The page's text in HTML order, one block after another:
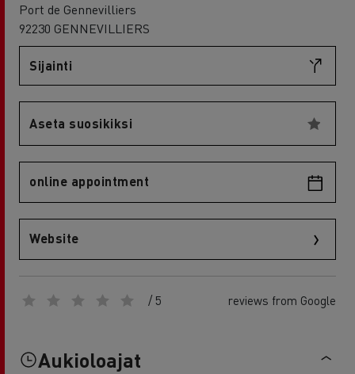
Port de Gennevilliers
92230 GENNEVILLIERS
Sijainti
Aseta suosikiksi
online appointment
Website
/ 5 reviews from Google
Aukioloajat